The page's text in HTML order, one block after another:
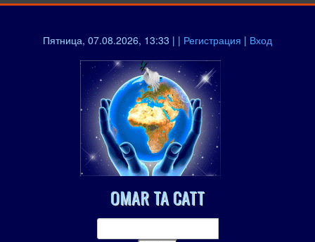
Пятница, 07.08.2026, 13:33 | | Регистрация | Вход
OMAR TA CATT